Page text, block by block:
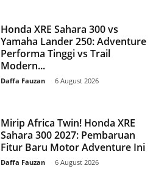
Honda XRE Sahara 300 vs
Yamaha Lander 250: Adventure
Performa Tinggi vs Trail
Modern...
Daffa Fauzan 6 August 2026
Mirip Africa Twin! Honda XRE
Sahara 300 2027: Pembaruan
Fitur Baru Motor Adventure Ini
Daffa Fauzan 6 August 2026